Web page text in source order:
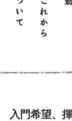
入門希望、